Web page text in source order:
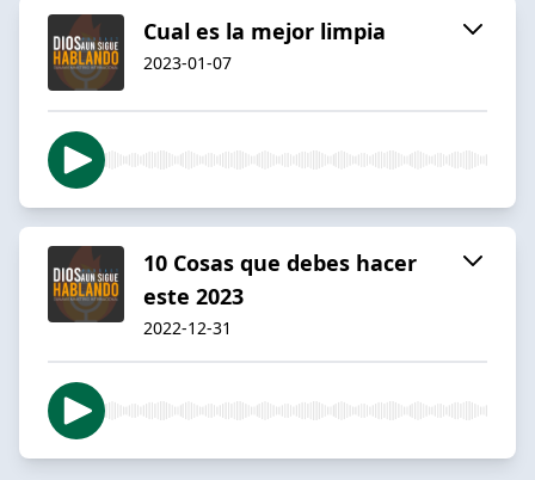
Cual es la mejor limpia
2023-01-07
10 Cosas que debes hacer
este 2023
2022-12-31